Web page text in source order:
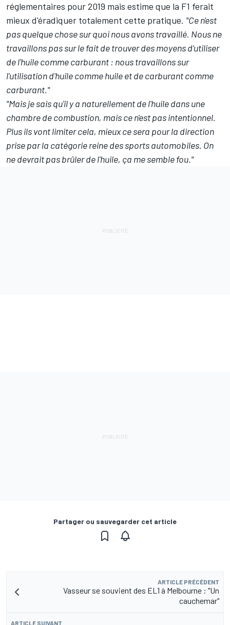
réglementaires pour 2019 mais estime que la F1 ferait
mieux d'éradiquer totalement cette pratique. "Ce n'est
pas quelque chose sur quoi nous avons travaillé. Nous ne
travaillons pas sur le fait de trouver des moyens d'utiliser
de l'huile comme carburant : nous travaillons sur
l'utilisation d'huile comme huile et de carburant comme
carburant."
"Mais je sais qu'il y a naturellement de l'huile dans une
chambre de combustion, mais ce n'est pas intentionnel.
Plus ils vont limiter cela, mieux ce sera pour la direction
prise par la catégorie reine des sports automobiles. On
ne devrait pas brûler de l'huile, ça me semble fou."
Partager ou sauvegarder cet article
ARTICLE PRÉCÉDENT
Vasseur se souvient des EL1 à Melbourne : "Un
cauchemar"
ARTICLE SUIVANT